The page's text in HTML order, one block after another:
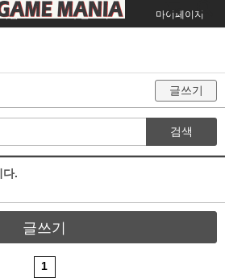
입 주문조회 마이페이지
글쓰기
검색
다.
글쓰기
1